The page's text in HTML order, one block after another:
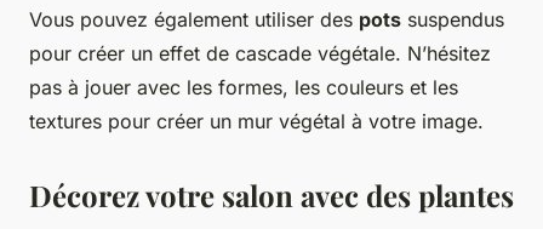
Vous pouvez également utiliser des pots suspendus
pour créer un effet de cascade végétale. N’hésitez
pas à jouer avec les formes, les couleurs et les
textures pour créer un mur végétal à votre image.
Décorez votre salon avec des plantes